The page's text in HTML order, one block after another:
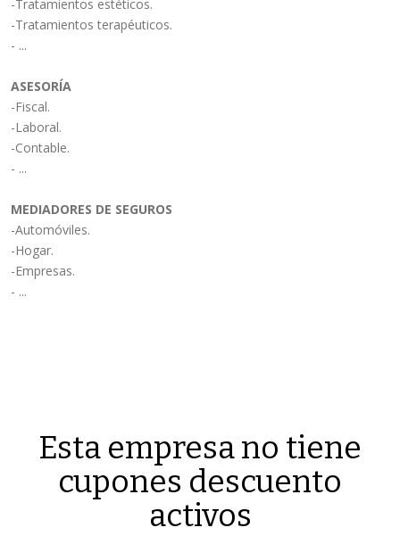
-Tratamientos estéticos.
-Tratamientos terapéuticos.
- ...
ASESORÍA
-Fiscal.
-Laboral.
-Contable.
- ...
MEDIADORES DE SEGUROS
-Automóviles.
-Hogar.
-Empresas.
- ...
Esta empresa no tiene
cupones descuento
activos